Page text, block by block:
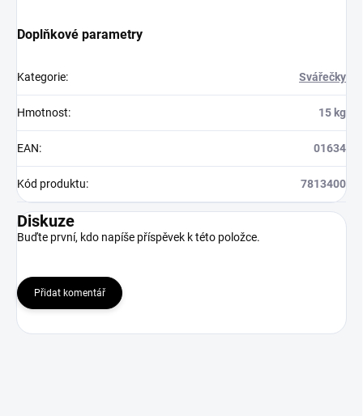
Doplňkové parametry
Kategorie: Svářečky
Hmotnost: 15 kg
EAN: 01634
Kód produktu: 7813400
Diskuze
Buďte první, kdo napíše příspěvek k této položce.
Přidat komentář